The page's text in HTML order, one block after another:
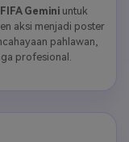
Geminiuntuk
aksi menjadi poster
pahlawan,
profesional.